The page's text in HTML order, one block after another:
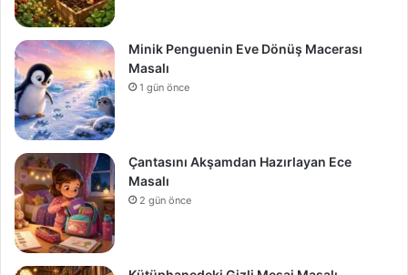
Minik Penguenin Eve Dönüş Macerası
Masalı
1 gün önce
Çantasını Akşamdan Hazırlayan Ece
Masalı
2 gün önce